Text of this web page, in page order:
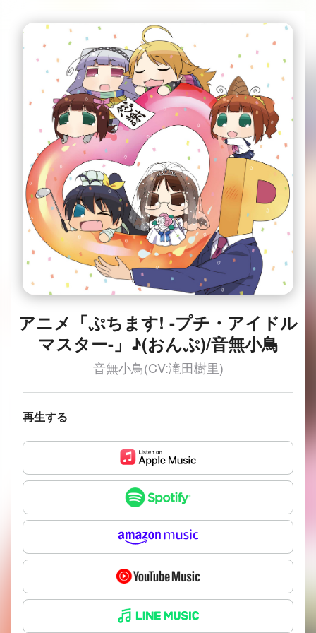
アニメ「ぷちます! -プチ・アイドル
マスター-」♪(おんぷ)/音無小鳥
音無小鳥(CV:滝田樹里)
再生する